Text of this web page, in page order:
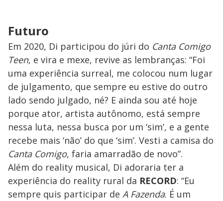
Futuro
Em 2020, Di participou do júri do Canta Comigo
Teen, e vira e mexe, revive as lembranças: “Foi
uma experiência surreal, me colocou num lugar
de julgamento, que sempre eu estive do outro
lado sendo julgado, né? E ainda sou até hoje
porque ator, artista autônomo, está sempre
nessa luta, nessa busca por um ‘sim’, e a gente
recebe mais ‘não’ do que ‘sim’. Vesti a camisa do
Canta Comigo, faria amarradão de novo”.
Além do reality musical, Di adoraria ter a
experiência do reality rural da RECORD: “Eu
sempre quis participar de A Fazenda. É um